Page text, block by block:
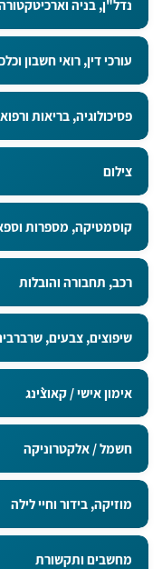
נדל"ן, בניה
עורכי דין, רואי חשבון
פסיכולוגיה, בריאות
צילום
קוסמטיקה, מספרות
רכב, תחבורה והובלות
שיפוצים, צבעים,
אימון אישי / קאוצ`ינג
חשמל / אלקטרוניקה
מוזיקה, בידור וחיי לילה
מחשבים ותקשורת